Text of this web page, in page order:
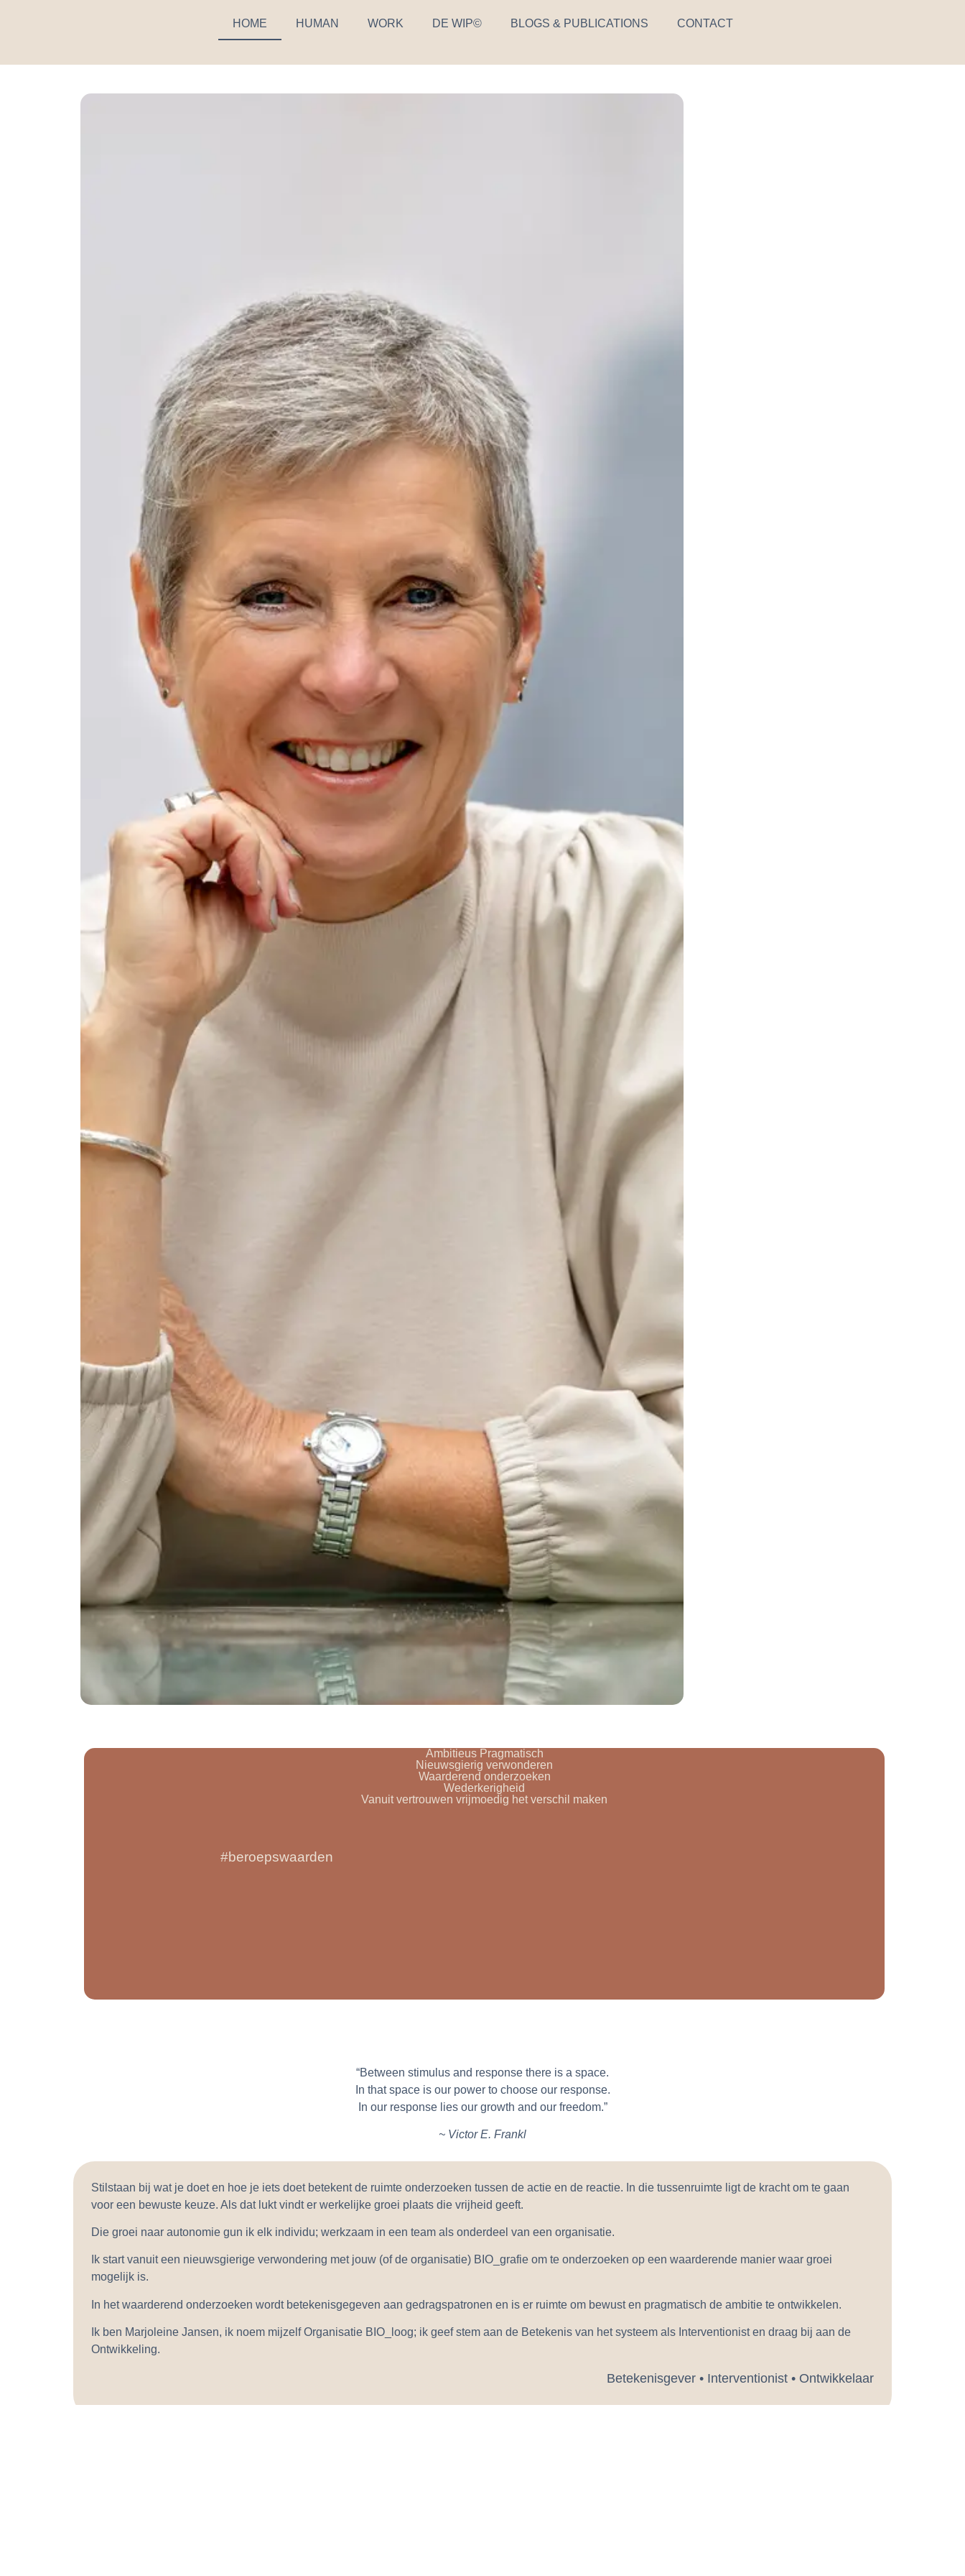
HOME HUMAN WORK DE WIP© BLOGS & PUBLICATIONS CONTACT
#beroepswaarden
Ambitieus Pragmatisch
Nieuwsgierig verwonderen
Waarderend onderzoeken
Wederkerigheid
Vanuit vertrouwen vrijmoedig het verschil maken
“Between stimulus and response there is a space.
In that space is our power to choose our response.
In our response lies our growth and our freedom.”
~ Victor E. Frankl
Stilstaan bij wat je doet en hoe je iets doet betekent de ruimte onderzoeken tussen de actie en de reactie. In die tussenruimte ligt de kracht om te gaan
voor een bewuste keuze. Als dat lukt vindt er werkelijke groei plaats die vrijheid geeft.
Die groei naar autonomie gun ik elk individu; werkzaam in een team als onderdeel van een organisatie.
Ik start vanuit een nieuwsgierige verwondering met jouw (of de organisatie) BIO_grafie om te onderzoeken op een waarderende manier waar groei
mogelijk is.
In het waarderend onderzoeken wordt betekenisgegeven aan gedragspatronen en is er ruimte om bewust en pragmatisch de ambitie te ontwikkelen.
Ik ben Marjoleine Jansen, ik noem mijzelf Organisatie BIO_loog; ik geef stem aan de Betekenis van het systeem als Interventionist en draag bij aan de
Ontwikkeling.
Betekenisgever • Interventionist • Ontwikkelaar